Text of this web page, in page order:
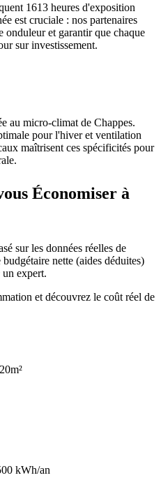
1613 heures d'exposition
est cruciale : nos partenaires
et garantir que chaque
sur investissement.
au micro-climat de Chappes.
pour l'hiver et ventilation
maîtrisent ces spécificités pour
Économiser à
sur les données réelles de
nette (aides déduites)
expert.
et découvrez le coût réel de
kWh/an